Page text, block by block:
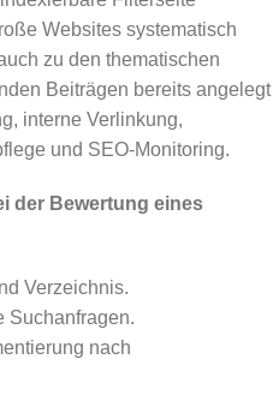
Websites systematisch
zu den thematischen
Beiträgen bereits angelegt
interne Verlinkung,
und SEO-Monitoring.
der Bewertung eines
Verzeichnis.
Suchanfragen.
nach